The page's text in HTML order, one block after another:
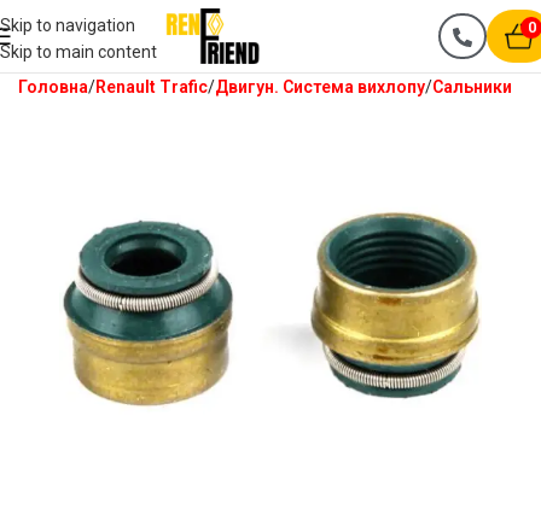
Skip to navigation
Skip to main content
0
Головна Renault Trafic Двигун. Система вихлопу Сальники